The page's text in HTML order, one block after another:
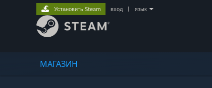
МАГАЗИН
Установить Steam вход язык